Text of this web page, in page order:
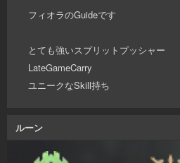
フィオラのGuideです
とても強いスプリットプッシャー
LateGameCarry
ユニークなSkill持ち
ルーン